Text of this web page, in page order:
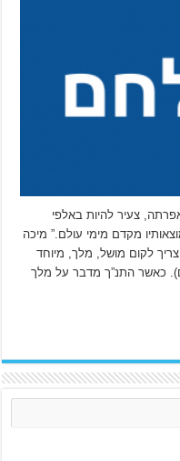
צעיר להיות באלפי
מקדם מימי עולם.” מיכה
צריך לקום מושל, מלך, מיוחד
כאשר התנ”ך מדבר על מלך